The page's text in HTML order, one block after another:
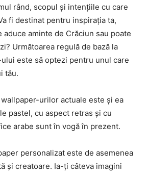
rând, scopul și intențiile cu care
fi destinat pentru inspirația ta,
aminte de Crăciun sau poate
Următoarea regulă de bază la
este să optezi pentru unul care
tău.
urilor actuale este și ea
pastel, cu aspect retras și cu
arabe sunt în vogă în prezent.
personalizat este de asemenea
și creatoare. Ia-ți câteva imagini